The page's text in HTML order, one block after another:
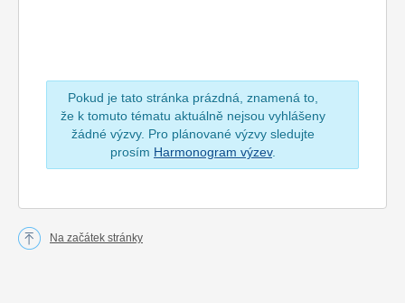
Pokud je tato stránka prázdná, znamená to,
že k tomuto tématu aktuálně nejsou vyhlášeny
žádné výzvy. Pro plánované výzvy sledujte
prosím Harmonogram výzev.
Na začátek stránky